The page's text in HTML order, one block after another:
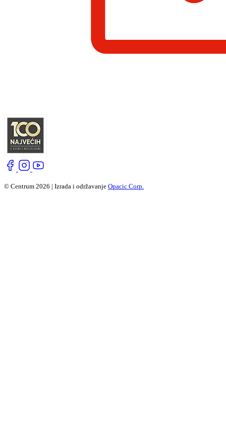
© Centrum 2026 | Izrada i održavanje Opacic Corp.